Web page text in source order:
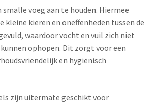
smalle voeg aan te houden. Hiermee
kleine kieren en oneffenheden tussen de
waardoor vocht en vuil zich niet
ophopen. Dit zorgt voor een
en hygiënisch
zijn uitermate geschikt voor